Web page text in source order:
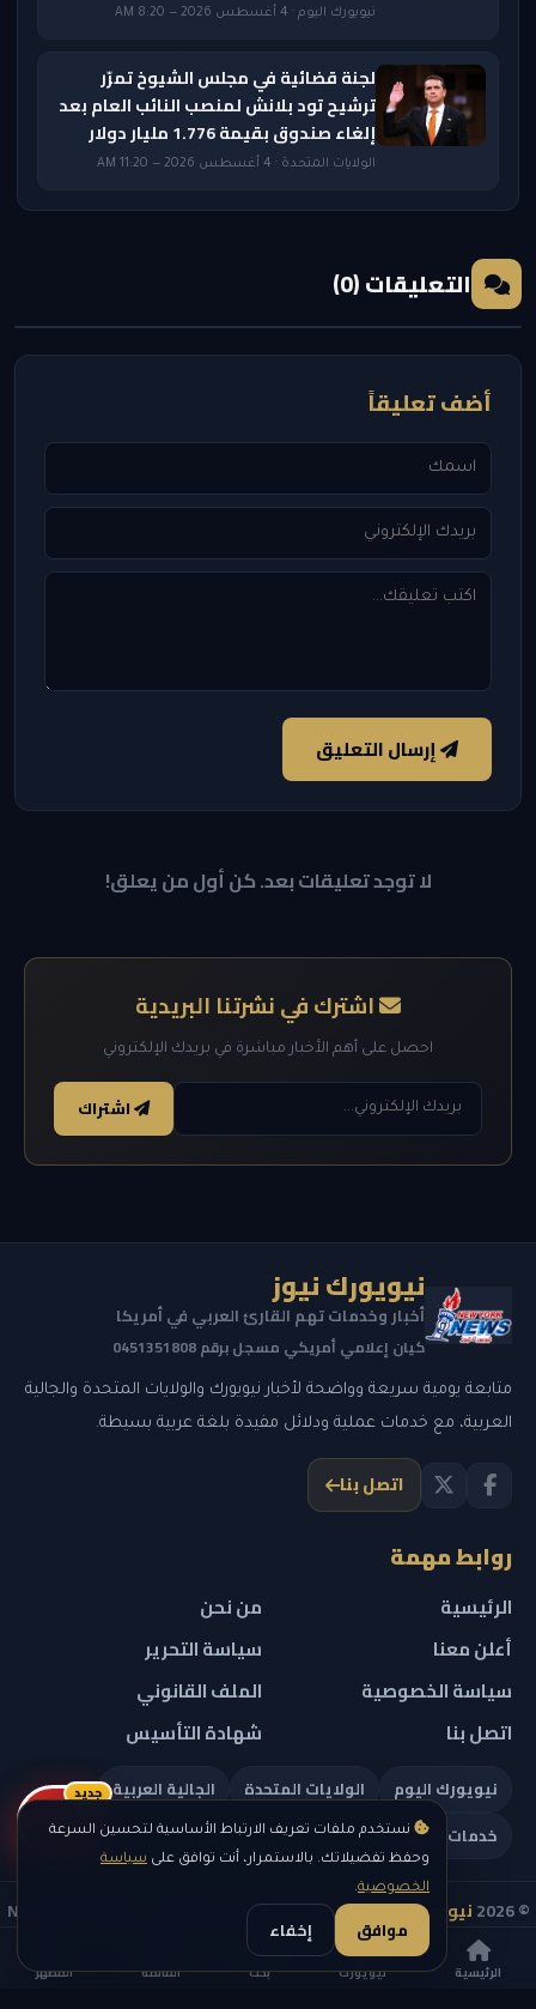
الرئيسية نيويورك بحث القائمة المظهر
نستخدم ملفات تعريف الارتباط الأساسية لتحسين السرعة
وحفظ تفضيلاتك. بالاستمرار، أنت توافق على سياسة
الخصوصية.
موافق إخفاء
نيويورك اليوم · 4 أغسطس 2026 — 8:20 AM
لجنة قضائية في مجلس الشيوخ تمرّر
ترشيح تود بلانش لمنصب النائب العام بعد
إلغاء صندوق بقيمة 1.776 مليار دولار
الولايات المتحدة · 4 أغسطس 2026 — 11:20 AM
التعليقات (0)
أضف تعليقاً
إرسال التعليق
لا توجد تعليقات بعد. كن أول من يعلق!
اشترك في نشرتنا البريدية
احصل على أهم الأخبار مباشرة في بريدك الإلكتروني
اشتراك
نيويورك نيوز
أخبار وخدمات تهم القارئ العربي في أمريكا
كيان إعلامي أمريكي مسجل برقم 0451351808
متابعة يومية سريعة وواضحة لأخبار نيويورك والولايات المتحدة والجالية
العربية، مع خدمات عملية ودلائل مفيدة بلغة عربية بسيطة.
اتصل بنا
روابط مهمة
الرئيسية
من نحن
أعلن معنا
سياسة التحرير
سياسة الخصوصية
الملف القانوني
اتصل بنا
شهادة التأسيس
نيويورك اليوم الولايات المتحدة
الجالية العربية
خدمات تهمك
© 2026 نيويورك نيوز
— جميع الحقوق محفوظة — NEW YORK NEWS
IN ARABIC LLC — رقم التسجيل 0451351808
ريلز
جديد